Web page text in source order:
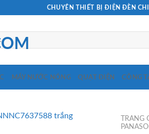
CHUYÊN THIẾT BỊ ĐIỆN ĐÈN
MÁY NƯỚC NÓNG QUẠT ĐIỆN CÔNG
TRANG